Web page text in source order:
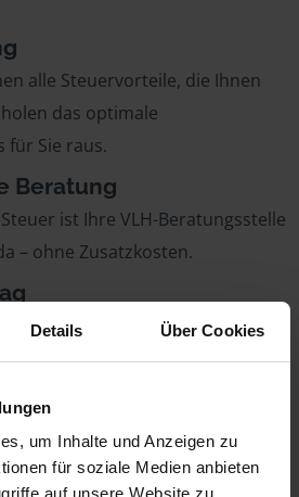
Details Über Cookies
um Inhalte und Anzeigen zu
für soziale Medien anbieten
auf unsere Website zu
alle Steuervorteile, die Ihnen
das optimale
für Sie raus.
Beratung
ist Ihre VLH-Beratungsstelle
– ohne Zusatzkosten.
unsere Leistungen nur einen
der sich nach Ihren